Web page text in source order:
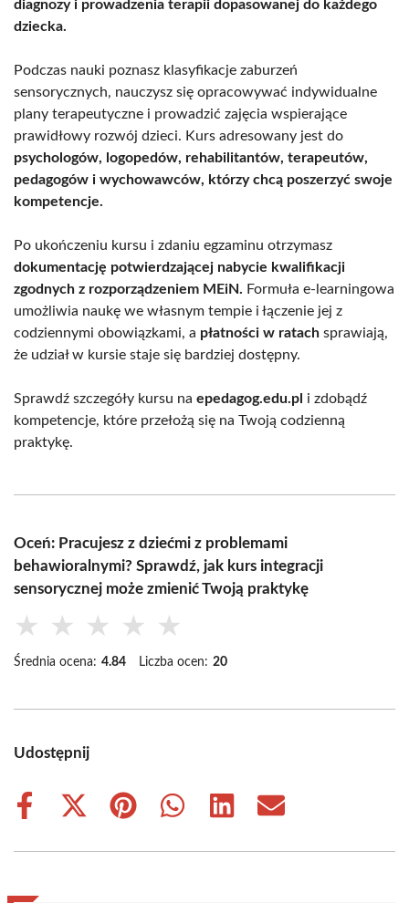
diagnozy i prowadzenia terapii dopasowanej do każdego
dziecka.
Podczas nauki poznasz klasyfikacje zaburzeń
sensorycznych, nauczysz się opracowywać indywidualne
plany terapeutyczne i prowadzić zajęcia wspierające
prawidłowy rozwój dzieci. Kurs adresowany jest do
psychologów, logopedów, rehabilitantów, terapeutów,
pedagogów i wychowawców, którzy chcą poszerzyć swoje
kompetencje.
Po ukończeniu kursu i zdaniu egzaminu otrzymasz
dokumentację potwierdzającej nabycie kwalifikacji
zgodnych z rozporządzeniem MEiN. Formuła e-learningowa
umożliwia naukę we własnym tempie i łączenie jej z
codziennymi obowiązkami, a płatności w ratach sprawiają,
że udział w kursie staje się bardziej dostępny.
Sprawdź szczegóły kursu na epedagog.edu.pl i zdobądź
kompetencje, które przełożą się na Twoją codzienną
praktykę.
Oceń: Pracujesz z dziećmi z problemami
behawioralnymi? Sprawdź, jak kurs integracji
sensorycznej może zmienić Twoją praktykę
★ ★ ★ ★ ★
Średnia ocena: 4.84 Liczba ocen: 20
Udostępnij
Share
Share
(Twitter)
Share
Share
Share
Share